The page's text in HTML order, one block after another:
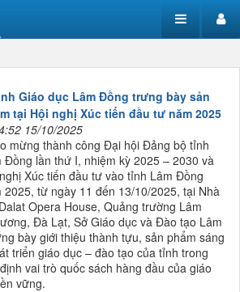
Giáo dục Lâm Đồng trưng bày sản
tại Hội nghị Xúc tiến đầu tư năm 2025
15/10/2025
mừng thành công Đại hội Đảng bộ tỉnh
Đồng lần thứ I, nhiệm kỳ 2025 – 2030 và
Xúc tiến đầu tư vào tỉnh Lâm Đồng
2025, từ ngày 11 đến 13/10/2025, tại Nhà
Opera House, Quảng trường Lâm
Đà Lạt, Sở Giáo dục và Đào tạo Lâm
bày giới thiệu thành tựu, sản phẩm sáng
triển giáo dục – đào tạo của tỉnh trong
vai trò quốc sách hàng đầu của giáo
vững.